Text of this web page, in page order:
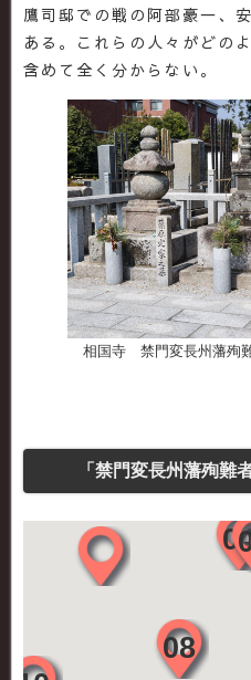
鷹司邸での戦の阿部豪一、
ある。これらの人々がどの
含めて全く分からない。
相国寺 禁門変長州藩
「禁門変長州藩殉